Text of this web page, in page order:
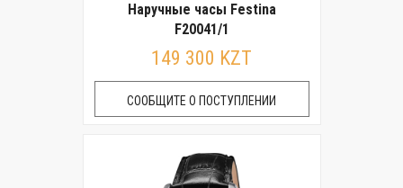
Наручные часы Festina
F20041/1
149 300 KZT
СООБЩИТЕ О ПОСТУПЛЕНИИ